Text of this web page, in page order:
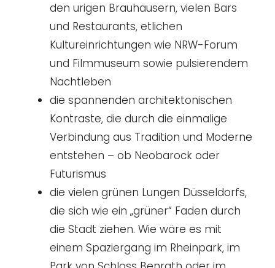
den urigen Brauhäusern, vielen Bars
und Restaurants, etlichen
Kultureinrichtungen wie NRW-Forum
und Filmmuseum sowie pulsierendem
Nachtleben
die spannenden architektonischen
Kontraste, die durch die einmalige
Verbindung aus Tradition und Moderne
entstehen – ob Neobarock oder
Futurismus
die vielen grünen Lungen Düsseldorfs,
die sich wie ein „grüner“ Faden durch
die Stadt ziehen. Wie wäre es mit
einem Spaziergang im Rheinpark, im